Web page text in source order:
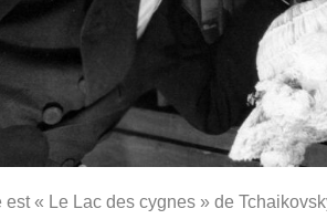
« Le Lac des cygnes » de